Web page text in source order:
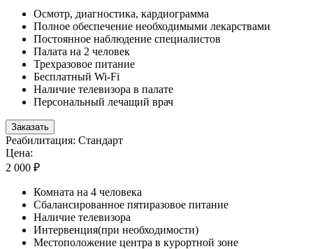
Осмотр, диагностика, кардиограмма
Полное обеспечение необходимыми лекарствами
Постоянное наблюдение специалистов
Палата на 2 человек
Трехразовое питание
Бесплатный Wi-Fi
Наличие телевизора в палате
Персональный лечащий врач
Заказать
Реабилитация: Стандарт
Цена:
2 000 ₽
Комната на 4 человека
Сбалансированное пятиразовое питание
Наличие телевизора
Интервенция(при необходимости)
Местоположение центра в курортной зоне